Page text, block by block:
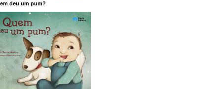
deu um pum?